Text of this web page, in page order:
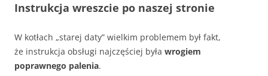
Instrukcja wreszcie po naszej stronie
W kotłach „starej daty” wielkim problemem był fakt,
że instrukcja obsługi najczęściej była wrogiem
poprawnego palenia.